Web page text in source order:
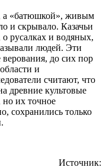
а «батюшкой», живым
и скрывало. Казачьи
русалках и водяных,
людей. Эти
до сих пор
и
считают, что
древние культовые
но их точное
сохранились только
Источник: